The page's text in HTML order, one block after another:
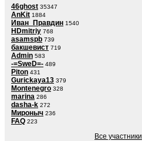
46ghost 35347
AnKit 1884
Иван_Правдин 1540
HDmitriy 768
asamspb 739
бакшевист 719
Admin 583
-=SweD=- 489
Piton 431
Gurickaya13 379
Montenegro 328
marina 286
dasha-k 272
Мироныч 236
FAQ 223
Все участники